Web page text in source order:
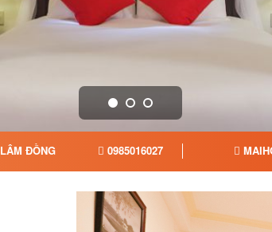
ĐỒNG 0985016027